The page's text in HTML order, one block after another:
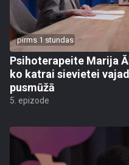
pirms 1 stundas
Psihoterapeite Marija
ko katrai sievietei
pusmūžā
5. epizode